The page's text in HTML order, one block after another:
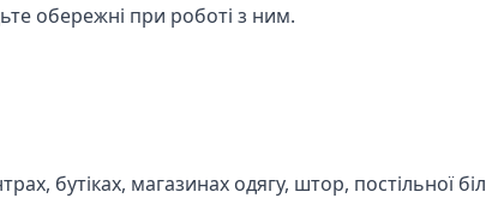
обережні при роботі з ним.
бутіках, магазинах одягу, штор, постільної